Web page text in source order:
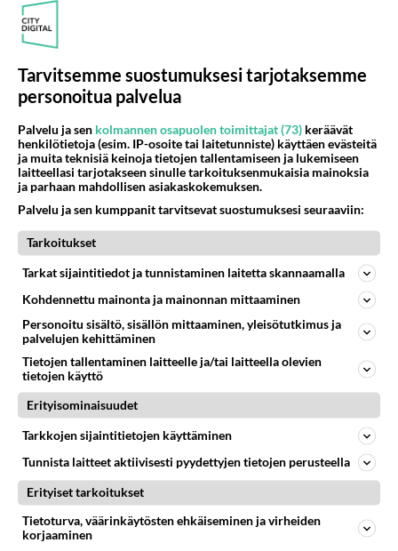
ainut mitä on pitänyt vaihtaa on alapallonivelet ja
oikeenpuoleinen vetonivel, koka sekin oli oma
moka kun ei hokannut että suojakumi oli rikki.
suojakumit vetoniveliin kannattaa vaihtaa 200 tkm
Äänestä Kommentoi
Kommentoi aloitusta...
Ketjusta on poistettu 0 sääntöjenvastaista viestiä.
Takaisin ylös
PÄIVÄ VIIKKO
Poliisi yritti murhata mopopojan
08.08.2026 21:05
Maailman menoa
2430
Mopomiitti!
08.08.2026 18:32
Tarvitsemme suostumuksesi tarjotaksemme
personoitua palvelua
Palvelu ja sen kolmannen osapuolen toimittajat (73) keräävät
henkilötietoja (esim. IP-osoite tai laitetunniste) käyttäen evästeitä
ja muita teknisiä keinoja tietojen tallentamiseen ja lukemiseen
laitteellasi tarjotakseen sinulle tarkoituksenmukaisia mainoksia
ja parhaan mahdollisen asiakaskokemuksen.
Palvelu ja sen kumppanit tarvitsevat suostumuksesi seuraaviin:
Tarkoitukset
Tarkat sijaintitiedot ja tunnistaminen laitetta skannaamalla
Kohdennettu mainonta ja mainonnan mittaaminen
Personoitu sisältö, sisällön mittaaminen, yleisötutkimus ja
palvelujen kehittäminen
Tietojen tallentaminen laitteelle ja/tai laitteella olevien
tietojen käyttö
Erityisominaisuudet
Tarkkojen sijaintitietojen käyttäminen
Tunnista laitteet aktiivisesti pyydettyjen tietojen perusteella
Erityiset tarkoitukset
Tietoturva, väärinkäytösten ehkäiseminen ja virheiden
korjaaminen